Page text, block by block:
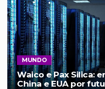
MUNDO
Waico e Pax Silica:
China e EUA por